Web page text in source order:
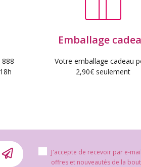
Emballage
Votre emballage cadeau
2,90€ seulement
J'accepte de recevoir par e-
offres et nouveautés de la